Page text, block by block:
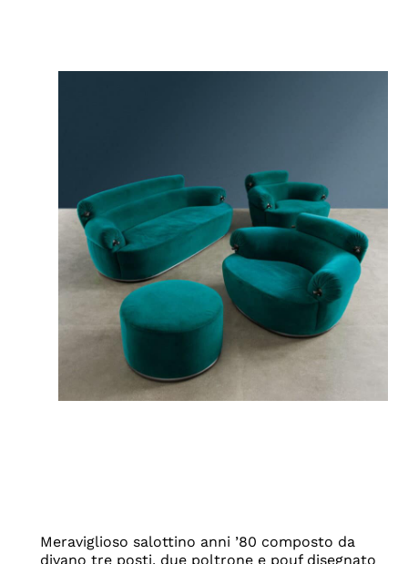
Meraviglioso salottino anni ’80 composto da
divano tre posti, due poltrone e pouf disegnato